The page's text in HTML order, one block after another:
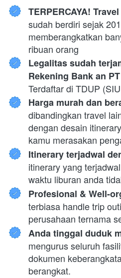
TERPERCAYA!
sudah berdiri sejak
memberangkatkan
ribuan orang
Legalitas sudah
Rekening Bank an PT
Terdaftar di TDUP
dibandingkan travel
dengan desain
kamu merasakan
Itinerary terjadwal
itinerary yang
waktu liburan anda
Profesional & Well-
terbiasa handle trip
perusahaan ternama
Anda tinggal duduk
mengurus seluruh
dokumen
berangkat.